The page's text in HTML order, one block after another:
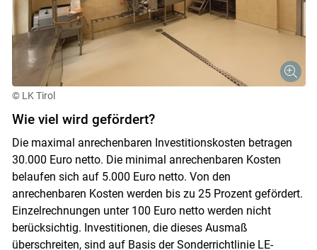
© LK Tirol
Wie viel wird gefördert?
Die maximal anrechenbaren Investitionskosten betragen
30.000 Euro netto. Die minimal anrechenbaren Kosten
belaufen sich auf 5.000 Euro netto. Von den
anrechenbaren Kosten werden bis zu 25 Prozent gefördert.
Einzelrechnungen unter 100 Euro netto werden nicht
berücksichtig. Investitionen, die dieses Ausmaß
überschreiten, sind auf Basis der Sonderrichtlinie LE-